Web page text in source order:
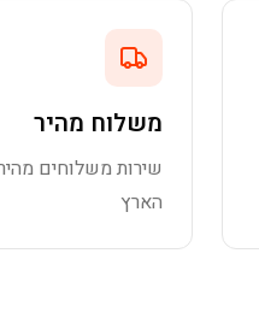
משלוח מהיר
שירות משלוחים
הארץ